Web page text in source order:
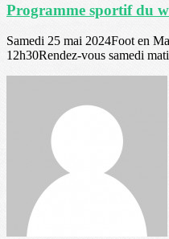
Programme sportif du
Samedi 25 mai 2024Foot en
12h30Rendez-vous samedi